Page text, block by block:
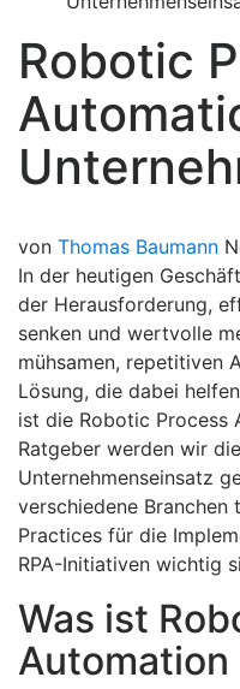
Robotic
von Thomas Baumann
In der heutigen
der Herausforderung,
senken und wertvolle
mühsamen, repetitiven
Lösung, die dabei
ist die Robotic Process
Ratgeber werden wir
Unternehmenseinsatz
verschiedene
Practices für die
RPA-Initiativen wichtig
Was ist
Automation